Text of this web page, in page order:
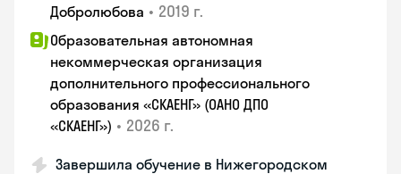
Добролюбова • 2019 г.
Образовательная автономная
некоммерческая организация
дополнительного профессионального
образования «СКАЕНГ» (ОАНО ДПО
«СКАЕНГ») • 2026 г.
Завершила обучение в Нижегородском